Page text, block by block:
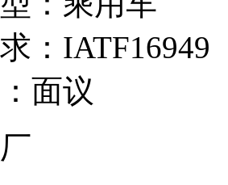
： IATF16949
面议